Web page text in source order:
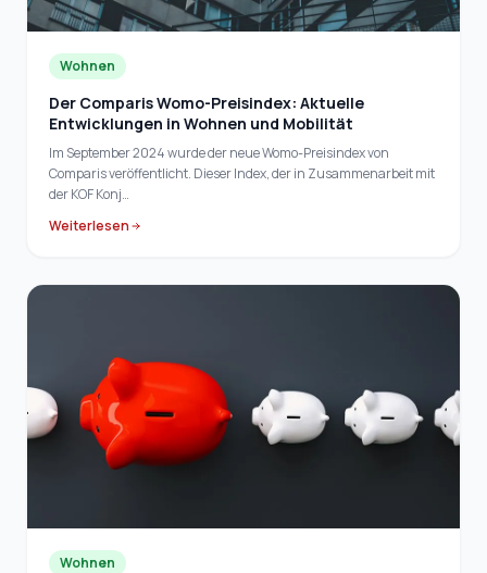
Wohnen
Der Comparis Womo-Preisindex: Aktuelle
Entwicklungen in Wohnen und Mobilität
Im September 2024 wurde der neue Womo-Preisindex von
Comparis veröffentlicht. Dieser Index, der in Zusammenarbeit mit
der KOF Konj…
Weiterlesen
Wohnen